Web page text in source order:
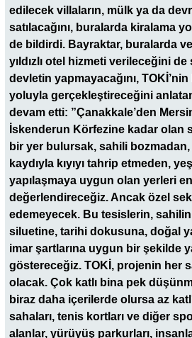
edilecek villaların, mülk ya da
satılacağını, buralarda kiralama
de bildirdi. Bayraktar, buralarda
yıldızlı otel hizmeti verileceğini
devletin yapmayacağını, TOKİ’nin
yoluyla gerçekleştireceğini
devam etti: ”Çanakkale’den
İskenderun Körfezine kadar olan
bir yer bulursak, sahili
kaydıyla kıyıyı tahrip etmeden,
yapılaşmaya uygun olan yerleri
değerlendireceğiz. Ancak özel
edemeyecek. Bu tesislerin,
siluetine, tarihi dokusuna, doğal
imar şartlarına uygun bir şekilde
göstereceğiz. TOKİ, projenin her
olacak. Çok katlı bina pek
biraz daha içerilerde olursa az
sahaları, tenis kortları ve diğer
alanlar, yürüyüş parkurları,